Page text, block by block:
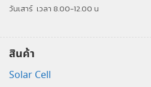
วันเสาร์ เวลา 8.00-12.00 น
สินค้า
Solar Cell